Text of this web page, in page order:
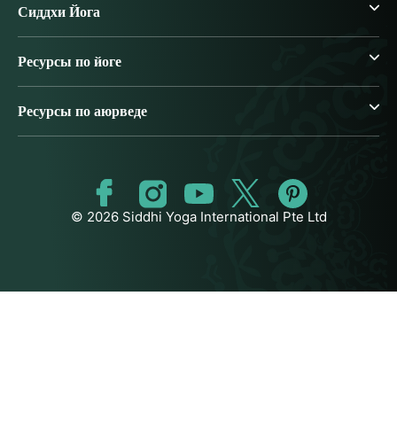
Сиддхи Йога
Ресурсы по йоге
Ресурсы по аюрведе
© 2026 Siddhi Yoga International Pte Ltd